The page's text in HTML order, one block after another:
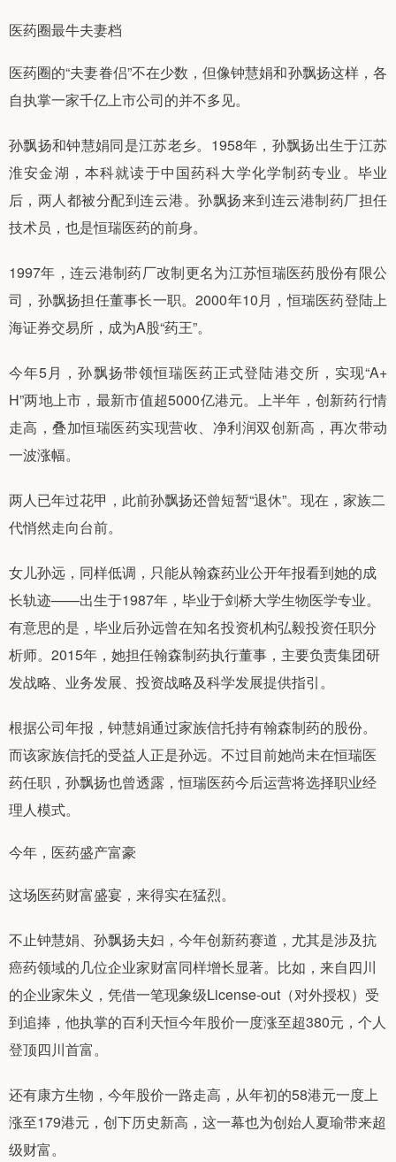
医药圈最牛夫妻档
医药圈的“夫妻眷侣”不在少数，但像钟慧娟和孙飘扬这样，各
自执掌一家千亿上市公司的并不多见。
孙飘扬和钟慧娟同是江苏老乡。1958年，孙飘扬出生于江苏
淮安金湖，本科就读于中国药科大学化学制药专业。毕业
后，两人都被分配到连云港。孙飘扬来到连云港制药厂担任
技术员，也是恒瑞医药的前身。
1997年，连云港制药厂改制更名为江苏恒瑞医药股份有限公
司，孙飘扬担任董事长一职。2000年10月，恒瑞医药登陆上
海证券交易所，成为A股“药王”。
今年5月，孙飘扬带领恒瑞医药正式登陆港交所，实现“A+
H”两地上市，最新市值超5000亿港元。上半年，创新药行情
走高，叠加恒瑞医药实现营收、净利润双创新高，再次带动
一波涨幅。
两人已年过花甲，此前孙飘扬还曾短暂“退休”。现在，家族二
代悄然走向台前。
女儿孙远，同样低调，只能从翰森药业公开年报看到她的成
长轨迹——出生于1987年，毕业于剑桥大学生物医学专业。
有意思的是，毕业后孙远曾在知名投资机构弘毅投资任职分
析师。2015年，她担任翰森制药执行董事，主要负责集团研
发战略、业务发展、投资战略及科学发展提供指引。
根据公司年报，钟慧娟通过家族信托持有翰森制药的股份。
而该家族信托的受益人正是孙远。不过目前她尚未在恒瑞医
药任职，孙飘扬也曾透露，恒瑞医药今后运营将选择职业经
理人模式。
今年，医药盛产富豪
这场医药财富盛宴，来得实在猛烈。
不止钟慧娟、孙飘扬夫妇，今年创新药赛道，尤其是涉及抗
癌药领域的几位企业家财富同样增长显著。比如，来自四川
的企业家朱义，凭借一笔现象级License-out（对外授权）受
到追捧，他执掌的百利天恒今年股价一度涨至超380元，个人
登顶四川首富。
还有康方生物，今年股价一路走高，从年初的58港元一度上
涨至179港元，创下历史新高，这一幕也为创始人夏瑜带来超
级财富。